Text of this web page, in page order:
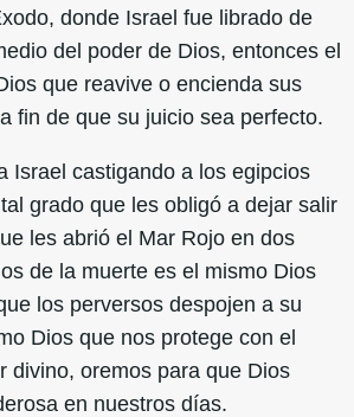
donde Israel fue librado de
del poder de Dios, entonces el
que reavive o encienda sus
fin de que su juicio sea perfecto.
Israel castigando a los egipcios
grado que les obligó a dejar salir
les abrió el Mar Rojo en dos
de la muerte es el mismo Dios
los perversos despojen a su
Dios que nos protege con el
divino, oremos para que Dios
en nuestros días.